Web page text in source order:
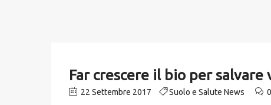
Far crescere il bio per
22 Settembre 2017 Suolo e Salute News 0